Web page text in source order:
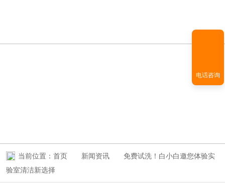
当前位置： 首页 新闻资讯
免费试洗！白小白邀您体验实
验室清洁新选择
电话咨询